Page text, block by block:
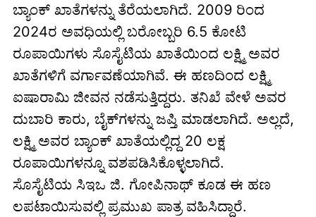
ಬ್ಯಾಂಕ್ ಖಾತೆಗಳನ್ನು ತೆರೆಯಲಾಗಿದೆ. 2009 ರಿಂದ
2024ರ ಅವಧಿಯಲ್ಲಿ ಬರೋಬ್ಬರಿ 6.5 ಕೋಟಿ
ರೂಪಾಯಿಗಳು ಸೊಸೈಟಿಯ ಖಾತೆಯಿಂದ ಲಕ್ಷ್ಮಿ ಅವರ
ಖಾತೆಗಳಿಗೆ ವರ್ಗಾವಣೆಯಾಗಿವೆ. ಈ ಹಣದಿಂದ ಲಕ್ಷ್ಮಿ
ಐಷಾರಾಮಿ ಜೀವನ ನಡೆಸುತ್ತಿದ್ದರು. ತನಿಖೆ ವೇಳೆ ಅವರ
ದುಬಾರಿ ಕಾರು, ಬೈಕ್‌ಗಳನ್ನು ಜಪ್ತಿ ಮಾಡಲಾಗಿದೆ. ಅಲ್ಲದೆ,
ಲಕ್ಷ್ಮಿ ಅವರ ಬ್ಯಾಂಕ್ ಖಾತೆಯಲ್ಲಿದ್ದ 20 ಲಕ್ಷ
ರೂಪಾಯಿಗಳನ್ನೂ ವಶಪಡಿಸಿಕೊಳ್ಳಲಾಗಿದೆ.
ಸೊಸೈಟಿಯ ಸಿಇಒ ಜಿ. ಗೋಪಿನಾಥ್ ಕೂಡ ಈ ಹಣ
ಲಪಟಾಯಿಸುವಲ್ಲಿ ಪ್ರಮುಖ ಪಾತ್ರ ವಹಿಸಿದ್ದಾರೆ.